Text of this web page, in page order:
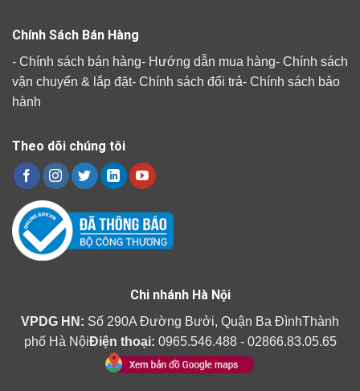
Chính Sách Bán Hàng
- Chính sách bán hàng- Hướng dẫn mua hàng- Chính sách
vận chuyển & lắp đặt- Chính sách đổi trả- Chính sách bảo
hành
Theo dõi chúng tôi
Chi nhánh Hà Nội
VPDG HN: Số 290A Đường Bưởi, Quận Ba ĐìnhThành
phố Hà NộiĐiện thoại: 0965.546.488 - 02866.83.05.65